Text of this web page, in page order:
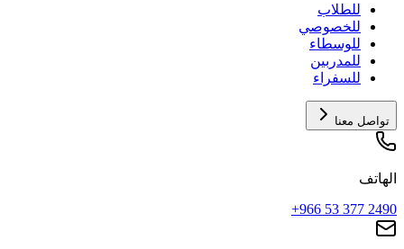
للطلاب
للخصوصي
للوسطاء
للمدربين
للسفراء
تواصل معنا
الهاتف
+966 53 377 2490